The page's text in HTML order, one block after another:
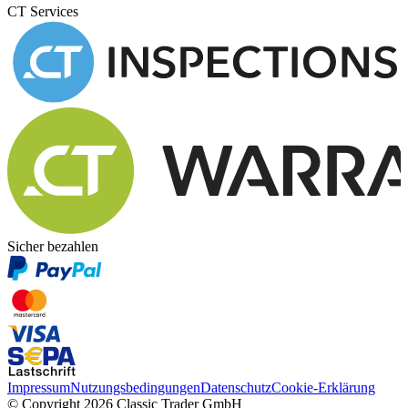
CT Services
Sicher bezahlen
ImpressumNutzungsbedingungenDatenschutzCookie-Erklärung
© Copyright 2026 Classic Trader GmbH